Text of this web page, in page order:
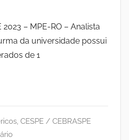
2023 – MPE-RO – Analista
da universidade possui
de 1
, CESPE / CEBRASPE